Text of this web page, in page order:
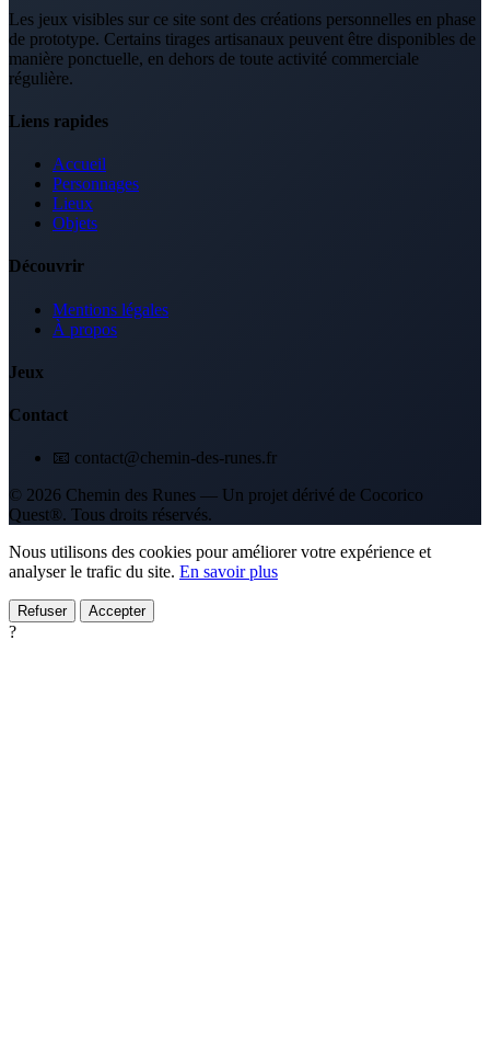
Les jeux visibles sur ce site sont des créations personnelles en phase
de prototype. Certains tirages artisanaux peuvent être disponibles de
manière ponctuelle, en dehors de toute activité commerciale
régulière.
Liens rapides
Accueil
Personnages
Lieux
Objets
Découvrir
Mentions légales
À propos
Jeux
Contact
📧 contact@chemin-des-runes.fr
© 2026 Chemin des Runes — Un projet dérivé de Cocorico
Quest®. Tous droits réservés.
Nous utilisons des cookies pour améliorer votre expérience et
analyser le trafic du site. En savoir plus
Refuser Accepter
?